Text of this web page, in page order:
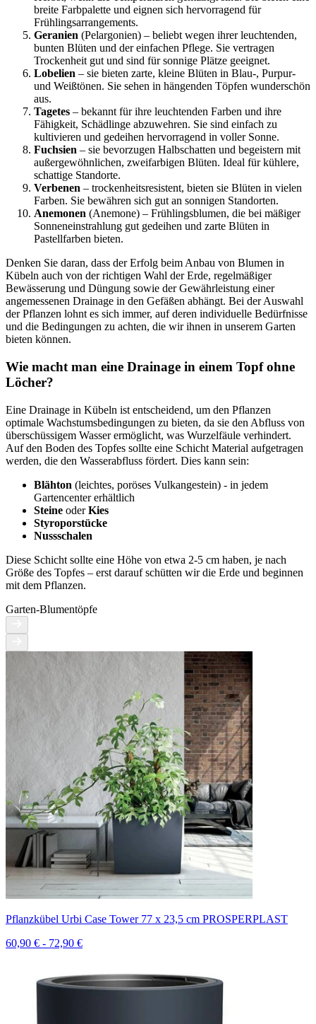
breite Farbpalette und eignen sich hervorragend für
Frühlingsarrangements.
Geranien (Pelargonien) – beliebt wegen ihrer leuchtenden,
bunten Blüten und der einfachen Pflege. Sie vertragen
Trockenheit gut und sind für sonnige Plätze geeignet.
Lobelien – sie bieten zarte, kleine Blüten in Blau-, Purpur-
und Weißtönen. Sie sehen in hängenden Töpfen wunderschön
aus.
Tagetes – bekannt für ihre leuchtenden Farben und ihre
Fähigkeit, Schädlinge abzuwehren. Sie sind einfach zu
kultivieren und gedeihen hervorragend in voller Sonne.
Fuchsien – sie bevorzugen Halbschatten und begeistern mit
außergewöhnlichen, zweifarbigen Blüten. Ideal für kühlere,
schattige Standorte.
Verbenen – trockenheitsresistent, bieten sie Blüten in vielen
Farben. Sie bewähren sich gut an sonnigen Standorten.
Anemonen (Anemone) – Frühlingsblumen, die bei mäßiger
Sonneneinstrahlung gut gedeihen und zarte Blüten in
Pastellfarben bieten.
Denken Sie daran, dass der Erfolg beim Anbau von Blumen in
Kübeln auch von der richtigen Wahl der Erde, regelmäßiger
Bewässerung und Düngung sowie der Gewährleistung einer
angemessenen Drainage in den Gefäßen abhängt. Bei der Auswahl
der Pflanzen lohnt es sich immer, auf deren individuelle Bedürfnisse
und die Bedingungen zu achten, die wir ihnen in unserem Garten
bieten können.
Wie macht man eine Drainage in einem Topf ohne
Löcher?
Eine Drainage in Kübeln ist entscheidend, um den Pflanzen
optimale Wachstumsbedingungen zu bieten, da sie den Abfluss von
überschüssigem Wasser ermöglicht, was Wurzelfäule verhindert.
Auf den Boden des Topfes sollte eine Schicht Material aufgetragen
werden, die den Wasserabfluss fördert. Dies kann sein:
Blähton (leichtes, poröses Vulkangestein) - in jedem
Gartencenter erhältlich
Steine oderKies
Styroporstücke
Nussschalen
Diese Schicht sollte eine Höhe von etwa 2-5 cm haben, je nach
Größe des Topfes – erst darauf schütten wir die Erde und beginnen
mit dem Pflanzen.
Garten-Blumentöpfe
Pflanzkübel Urbi Case Tower 77 x 23,5 cm PROSPERPLAST
60,90 € - 72,90 €